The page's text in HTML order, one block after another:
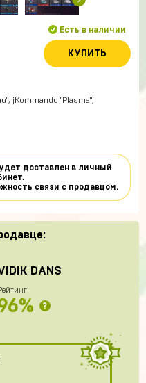
Есть в наличии
КУПИТЬ
jKommando "Plasma";
доставлен в личный
связи с продавцом.
DANS
?